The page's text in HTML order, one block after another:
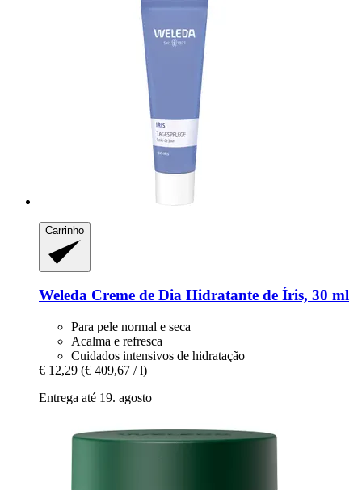
Carrinho
Weleda Creme de Dia Hidratante de Íris, 30 ml
Para pele normal e seca
Acalma e refresca
Cuidados intensivos de hidratação
€ 12,29 (€ 409,67 / l)
Entrega até 19. agosto